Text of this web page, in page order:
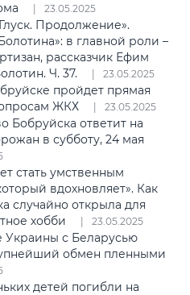
23.05.2025
Продолжение».
в главной роли –
рассказчик Ефим
Ч. 37.
23.05.2025
пройдет прямая
ЖКХ
23.05.2025
Бобруйска ответит на
в субботу, 24 мая
стать умственным
вдохновляет». Как
случайно открыла для
хобби
23.05.2025
Украины с Беларусью
обмен пленными
детей погибли на